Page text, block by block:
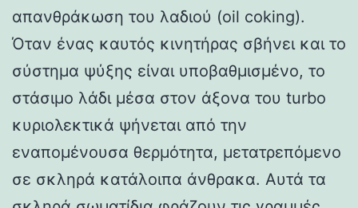
απανθράκωση του λαδιού (oil coking).
Όταν ένας καυτός κινητήρας σβήνει και το
σύστημα ψύξης είναι υποβαθμισμένο, το
στάσιμο λάδι μέσα στον άξονα του turbo
κυριολεκτικά ψήνεται από την
εναπομένουσα θερμότητα, μετατρεπόμενο
σε σκληρά κατάλοιπα άνθρακα. Αυτά τα